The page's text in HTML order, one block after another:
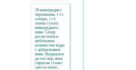
20 виноградин с
черешками, 1 ст.
сахара, 1 ст.
ложка сухого
виноградного
вина. Сахар
распускаем в
небольшом
количестве воды
с добавлением
вина. Нагреваем
до тех пор, пока
сироп не станет
светло золот...